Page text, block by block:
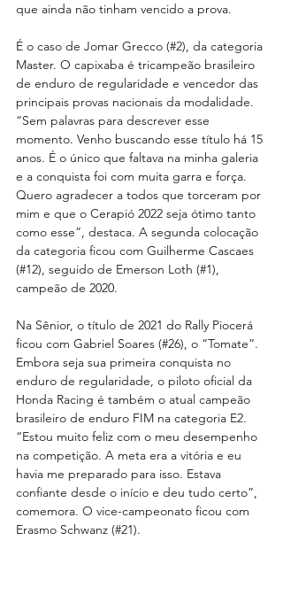
que ainda não tinham vencido a prova.
É o caso de Jomar Grecco (#2), da categoria
Master. O capixaba é tricampeão brasileiro
de enduro de regularidade e vencedor das
principais provas nacionais da modalidade.
“Sem palavras para descrever esse
momento. Venho buscando esse título há 15
anos. É o único que faltava na minha galeria
e a conquista foi com muita garra e força.
Quero agradecer a todos que torceram por
mim e que o Cerapió 2022 seja ótimo tanto
como esse”, destaca. A segunda colocação
da categoria ficou com Guilherme Cascaes
(#12), seguido de Emerson Loth (#1),
campeão de 2020.
Na Sênior, o título de 2021 do Rally Piocerá
ficou com Gabriel Soares (#26), o “Tomate”.
Embora seja sua primeira conquista no
enduro de regularidade, o piloto oficial da
Honda Racing é também o atual campeão
brasileiro de enduro FIM na categoria E2.
“Estou muito feliz com o meu desempenho
na competição. A meta era a vitória e eu
havia me preparado para isso. Estava
confiante desde o início e deu tudo certo”,
comemora. O vice-campeonato ficou com
Erasmo Schwanz (#21).